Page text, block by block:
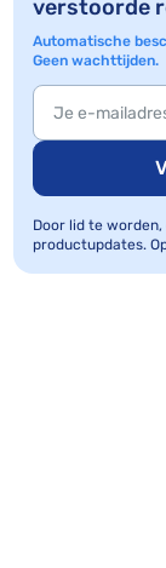
verstoorde
Automatische
Geen wachttijden.
Door lid te
productupdates.